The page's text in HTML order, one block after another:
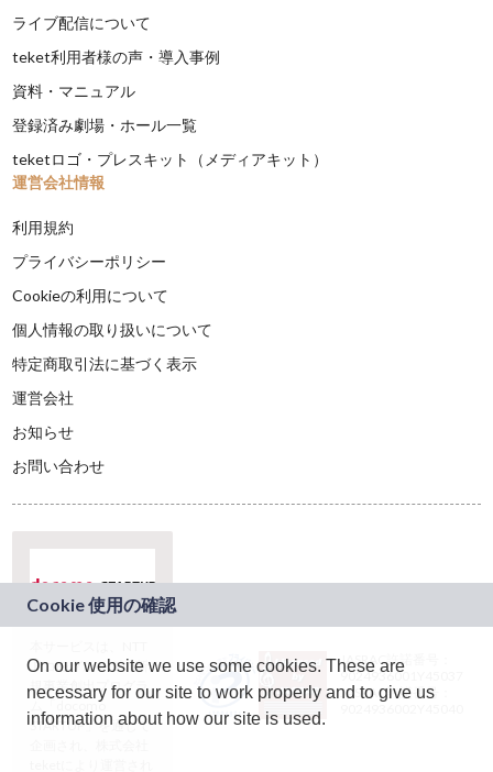
ライブ配信について
teket利用者様の声・導入事例
資料・マニュアル
登録済み劇場・ホール一覧
teketロゴ・プレスキット（メディアキット）
運営会社情報
利用規約
プライバシーポリシー
Cookieの利用について
個人情報の取り扱いについて
特定商取引法に基づく表示
運営会社
お知らせ
お問い合わせ
ドコモグループの新
規事業創出プログラ
ム「docomo
STARTUP」を通じて
JASRAC許諾番号：
9024936001Y45037
JASRAC許諾番号：
On our website we use some cookies. These are
necessary for our site to work properly and to give us
information about how our site is used.